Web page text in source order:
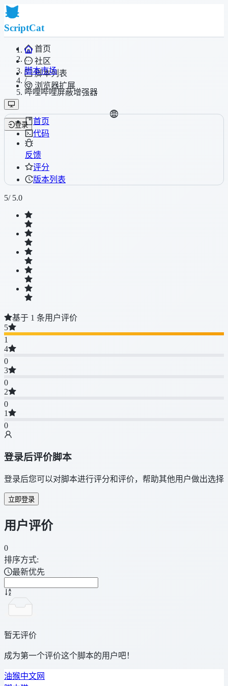
ScriptCat
首页
社区
脚本列表
浏览器扩展
登录
/
脚本市场
/
哔哩哔哩屏蔽增强器
首页
代码
反馈
评分
版本列表
5/ 5.0
基于 1 条用户评价
5
1
4
0
3
0
2
0
1
0
登录后评价脚本
登录后您可以对脚本进行评分和评价，帮助其他用户做出选择
立即登录
用户评价
0
排序方式:
最新优先
暂无评价
成为第一个评价这个脚本的用户吧！
油猴中文网